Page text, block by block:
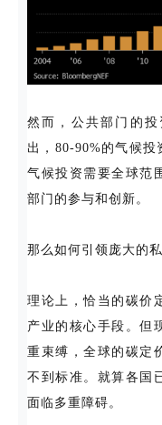
然而，公共部门的
出，80-90%的气候
气候投资需要全球范
部门的参与和创新。
那么如何引领庞大的
理论上，恰当的碳价
产业的核心手段。但
重束缚，全球的碳定
不到标准。就算各国
面临多重障碍。